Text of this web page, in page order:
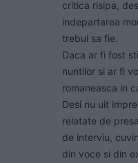
critica risipa,
indepartarea
trebui sa fie.
Daca ar fi fost
nuntilor si ar fi
romaneasca in
Desi nu uit
relatate de
de interviu,
din voce si din